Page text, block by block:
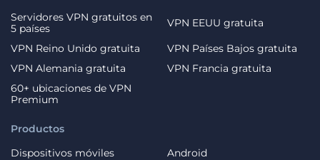
Productos
Dispositivos móviles
Android
Servidores VPN gratuitos en
5 países
VPN EEUU gratuita
VPN Reino Unido gratuita
VPN Países Bajos gratuita
VPN Alemania gratuita
VPN Francia gratuita
60+ ubicaciones de VPN
Premium